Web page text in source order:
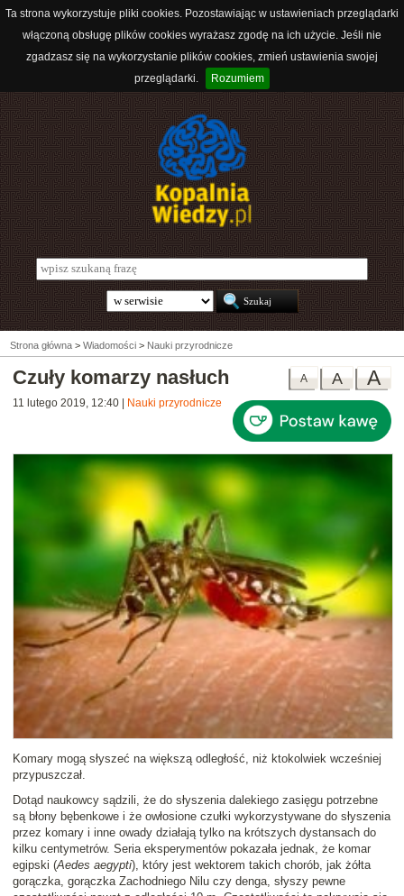
Ta strona wykorzystuje pliki cookies. Pozostawiając w ustawieniach przeglądarki
włączoną obsługę plików cookies wyrażasz zgodę na ich użycie. Jeśli nie
zgadzasz się na wykorzystanie plików cookies, zmień ustawienia swojej
przeglądarki.
Rozumiem
Strona główna > Wiadomości > Nauki przyrodnicze
A
A
A
Czuły komarzy nasłuch
11 lutego 2019, 12:40 Nauki przyrodnicze
Komary mogą słyszeć na większą odległość, niż ktokolwiek wcześniej
przypuszczał.
Dotąd naukowcy sądzili, że do słyszenia dalekiego zasięgu potrzebne
są błony bębenkowe i że owłosione czułki wykorzystywane do słyszenia
przez komary i inne owady działają tylko na krótszych dystansach do
kilku centymetrów. Seria eksperymentów pokazała jednak, że komar
egipski (Aedes aegypti), który jest wektorem takich chorób, jak żółta
gorączka, gorączka Zachodniego Nilu czy denga, słyszy pewne